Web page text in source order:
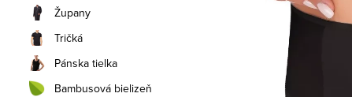
n
e
l
Župany
Tričká
Pánska tielka
Bambusová bielizeň